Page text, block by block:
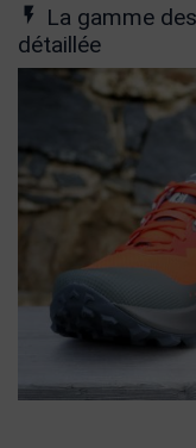
La gamme
détaillée